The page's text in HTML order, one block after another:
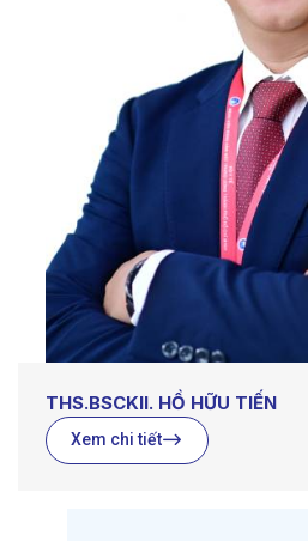
THS.BSCKII. HỒ HỮU TIẾN
Xem chi tiết